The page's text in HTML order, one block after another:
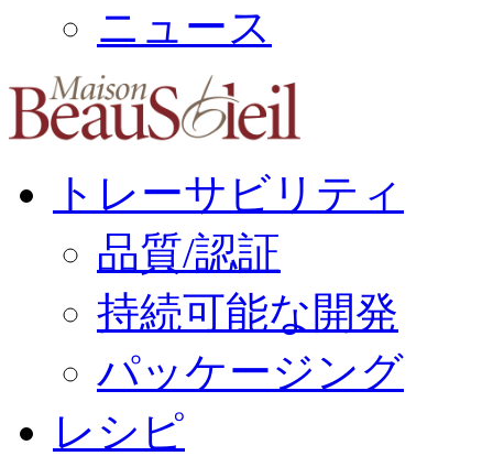
ニュース
トレーサビリティ
品質/認証
持続可能な開発
パッケージング
レシピ